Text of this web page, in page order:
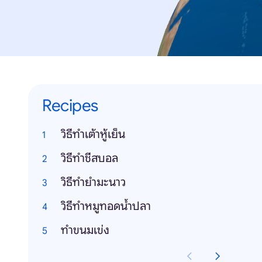
Recipes
วิธีทำเต้าหู้เย็น
วิธีทำชีสบอล
วิธีทำยำมะนาว
วิธีทำหมูทอดน้ำปลา
ทำขนมเข่ง